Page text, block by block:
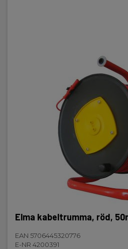
Elma kabeltrumma, röd,
EAN 5706445320776
E-NR 4200391